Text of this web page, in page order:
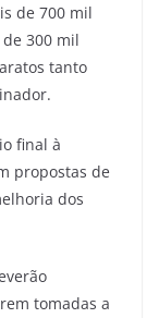
de 700 mil
300 mil
tanto
final à
propostas de
dos
tomadas a